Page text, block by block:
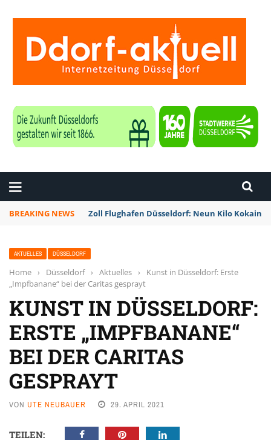
BREAKING NEWS Zoll Flughafen Düsseldorf: Neun Kilo Kokain
AKTUELLES DÜSSELDORF
Home › Düsseldorf › Aktuelles ›
Kunst in Düsseldorf: Erste
„Impfbanane“ bei der Caritas gesprayt
KUNST IN DÜSSELDORF:
ERSTE „IMPFBANANE“
BEI DER CARITAS
GESPRAYT
VON UTE NEUBAUER 29. APRIL 2021
TEILEN: